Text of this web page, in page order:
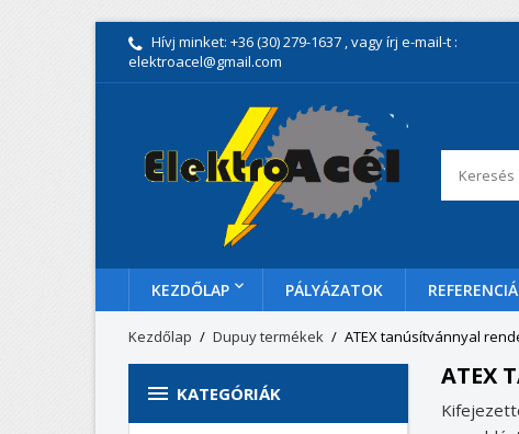
Hívj minket: +36 (30) 279-1637 , vagy írj e-mail-t :
elektroacel@gmail.com
KEZDŐLAP PÁLYÁZATOK
Kezdőlap Dupuy termékek ATEX tanúsítvánnyal
 KATEGÓRIÁK
ATEX